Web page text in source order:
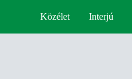
Közélet Interjú